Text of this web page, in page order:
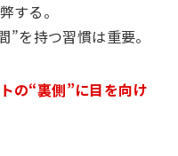
する。
を持つ習慣は重要。
の“裏側”に目を向け